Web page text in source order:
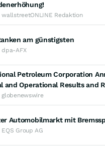
wallstreetONLINE Redaktion
am günstigsten
dpa-AFX
Petroleum Corporation
and Operational Results and
globenewswire
Automobilmarkt mit
EQS Group AG